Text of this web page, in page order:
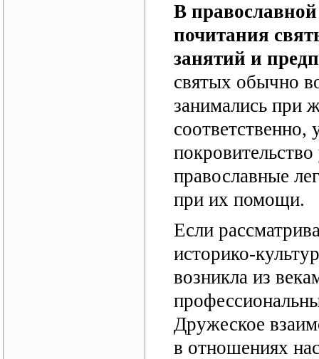
В
почитания
занятий и
святых обычно
занимались при
православные
при их помощи.
Если
историко-
возникла из
Дружеское
в отношениях